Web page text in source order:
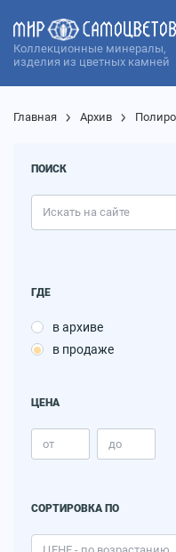
Коллекционные минералы,
изделия из цветных камней
Главная Архив
ПОИСК
ГДЕ
в архиве
в продаже
ЦЕНА
СОРТИРОВКА ПО